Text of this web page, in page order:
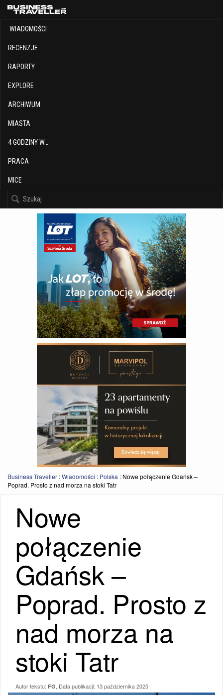
WIADOMOŚCI
RECENZJE
RAPORTY
EXPLORE
ARCHIWUM
MIASTA
4 GODZINY W…
PRACA
MICE
Business Traveller :Wiadomości : Polska : Nowe połączenie Gdańsk –
Poprad. Prosto z nad morza na stoki Tatr
Nowe
połączenie
Gdańsk –
Poprad. Prosto z
nad morza na
stoki Tatr
Autor tekstu: FG , Data publikacji: 13 października 2025